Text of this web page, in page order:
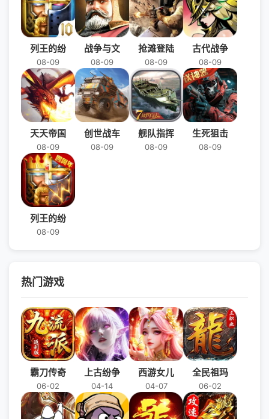
列王的纷
08-09
战争与文
08-09
抢滩登陆
08-09
古代战争
08-09
天天帝国
08-09
创世战车
08-09
舰队指挥
08-09
生死狙击
08-09
列王的纷
08-09
热门游戏
霸刀传奇
06-02
上古纷争
04-14
西游女儿
04-07
全民祖玛
06-02